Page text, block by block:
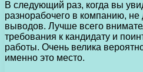
В следующий раз, когда вы
разнорабочего в компанию,
выводов. Лучше всего
требования к кандидату и
работы. Очень велика
именно это место.